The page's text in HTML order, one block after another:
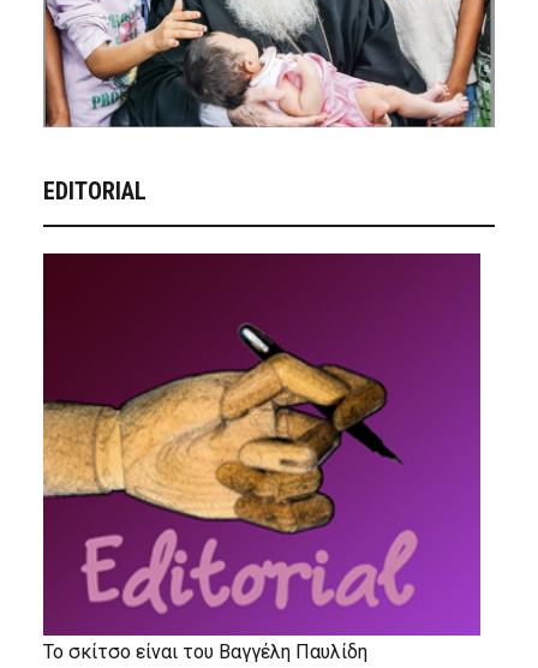
EDITORIAL
Το σκίτσο είναι του Βαγγέλη Παυλίδη